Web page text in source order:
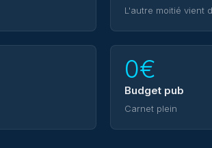
L'autre moitié vient
0€
Budget pub
Carnet plein